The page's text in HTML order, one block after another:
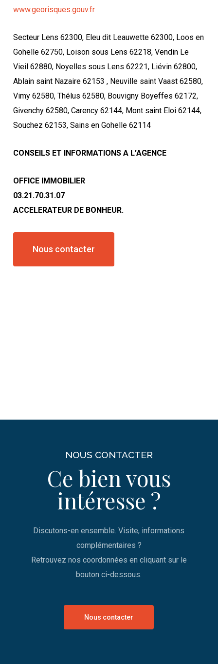
www.georisques.gouv.fr
Secteur Lens 62300, Eleu dit Leauwette 62300, Loos en
Gohelle 62750, Loison sous Lens 62218, Vendin Le
Vieil 62880, Noyelles sous Lens 62221, Liévin 62800,
Ablain saint Nazaire 62153 , Neuville saint Vaast 62580,
Vimy 62580, Thélus 62580, Bouvigny Boyeffes 62172,
Givenchy 62580, Carency 62144, Mont saint Eloi 62144,
Souchez 62153, Sains en Gohelle 62114
CONSEILS ET INFORMATIONS A L’AGENCE
OFFICE IMMOBILIER
03.21.70.31.07
ACCELERATEUR DE BONHEUR.
Nous contacter
NOUS CONTACTER
Ce bien vous
intéresse ?
Discutons-en ensemble. Visite, informations
complémentaires ?
Retrouvez nos coordonnées en cliquant sur le
bouton ci-dessous.
Nous contacter